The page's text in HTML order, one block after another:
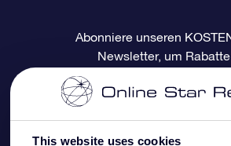
This website uses cookies
Bewertungen
OSR-Geschenkgutschein
Firmengeschenke
Personalisierte Sternseite
One Million Stars
Zahlungsinformationen
Versandinformationen
Abonniere unseren
Newsletter, um